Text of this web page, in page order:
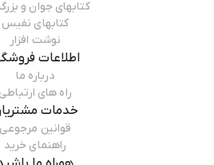
کتابهای جوان و
کتابهای نفیس
نوشت افزار
اطلاعات
درباره ما
راه های ارتباطی
خدمات
قوانین مرجوعی
راهنمای خرید